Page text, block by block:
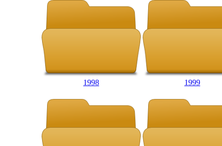
1998 1999